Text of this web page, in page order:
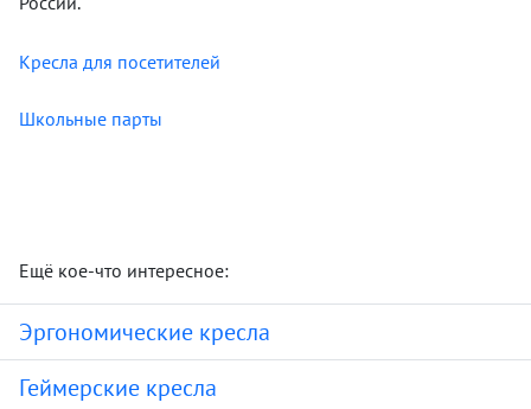
Кресла для посетителей
Школьные парты
Ещё кое-что интересное:
Эргономические кресла
Геймерские кресла